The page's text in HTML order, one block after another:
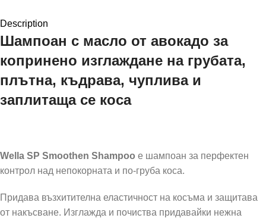
Description
Шампоан с масло от авокадо за
копринено изглаждане на грубата,
плътна, къдрава, чуплива и
заплитаща се коса
Wella SP Smoothen Shampoo е шампоан за перфектен
контрол над непокорната и по-груба коса.
Придава възхитителна еластичност на косъма и защитава
от накъсване. Изглажда и почиства придавайки нежна